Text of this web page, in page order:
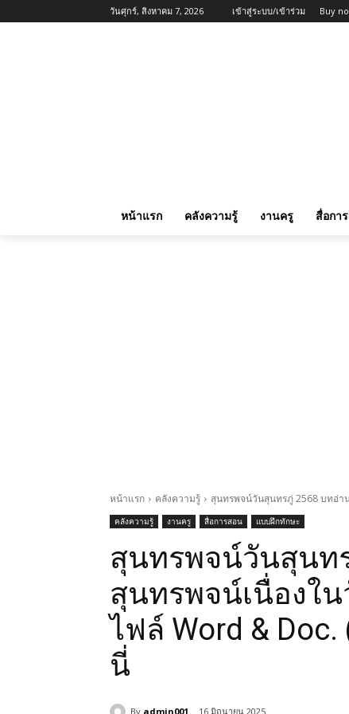
วันศุกร์, สิงหาคม 7, 2026 เข้าสู่ระบบ/เข้าร่วม Buy
หน้าแรก คลังความรู้ งานครู สื่อกา
หน้าแรก คลังความรู้ สุนทรพจน์วันสุนทรภู่ 2568 บทอ่า
คลังความรู้ งานครู สื่อการสอน แบบฝึกทักษะ
สุนทรพจน์วันสุนท
สุนทรพจน์เนื่องใ
ไฟล์ Word &
นี่
By admin001 16 มิถุนายน 2025